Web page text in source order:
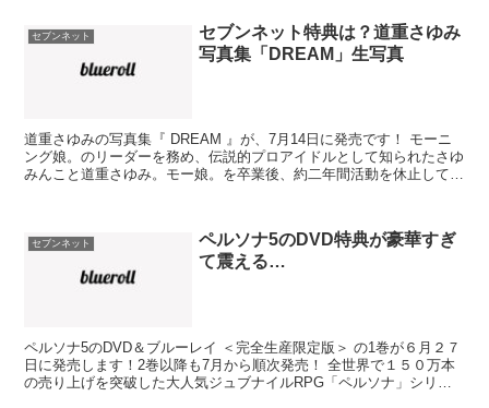
セブンネット
セブンネット特典は？道重さゆみ
写真集「DREAM」生写真
道重さゆみの写真集『 DREAM 』が、7月14日に発売です！ モーニ
ング娘。のリーダーを務め、伝説的プロアイドルとして知られたさゆ
みんこと道重さゆみ。モー娘。を卒業後、約二年間活動を休止してい
セブンネット
ペルソナ5のDVD特典が豪華すぎ
て震える…
ペルソナ5のDVD＆ブルーレイ ＜完全生産限定版＞ の1巻が６月２７
日に発売します！2巻以降も7月から順次発売！ 全世界で１５０万本
の売り上げを突破した大人気ジュブナイルRPG「ペルソナ」シリー